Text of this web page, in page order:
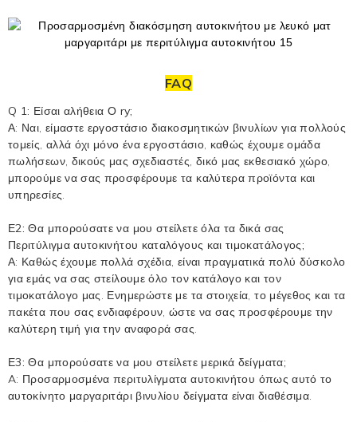
FAQ
Q 1: Είσαι αλήθεια Ο ry;
Α: Ναι, είμαστε εργοστάσιο διακοσμητικών βινυλίων για πολλούς
τομείς, αλλά όχι μόνο ένα εργοστάσιο, καθώς έχουμε ομάδα
πωλήσεων, δικούς μας σχεδιαστές, δικό μας εκθεσιακό χώρο,
μπορούμε να σας προσφέρουμε τα καλύτερα προϊόντα και
υπηρεσίες.
Ε2: Θα μπορούσατε να μου στείλετε όλα τα δικά σας
Περιτύλιγμα αυτοκινήτου καταλόγους και τιμοκατάλογος;
Α: Καθώς έχουμε πολλά σχέδια, είναι πραγματικά πολύ δύσκολο
για εμάς να σας στείλουμε όλο τον κατάλογο και τον
τιμοκατάλογο μας. Ενημερώστε με τα στοιχεία, το μέγεθος και τα
πακέτα που σας ενδιαφέρουν, ώστε να σας προσφέρουμε την
καλύτερη τιμή για την αναφορά σας.
Ε3: Θα μπορούσατε να μου στείλετε μερικά δείγματα;
A: Προσαρμοσμένα περιτυλίγματα αυτοκινήτου όπως αυτό το
αυτοκίνητο μαργαριτάρι βινυλίου δείγματα είναι διαθέσιμα.